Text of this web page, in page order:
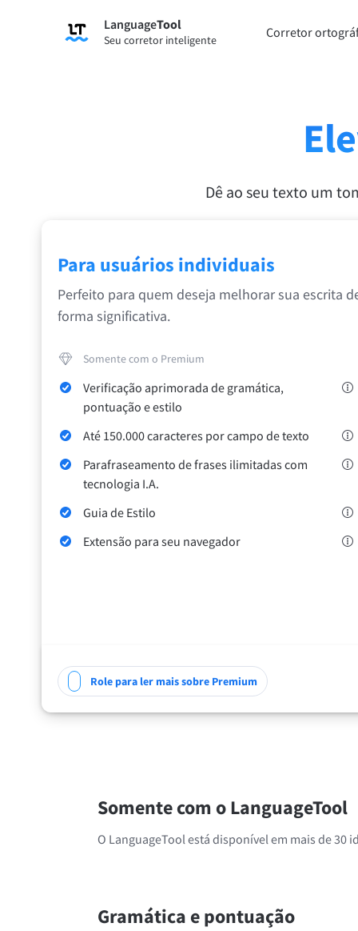
LanguageTool
Seu corretor inteligente
Corretor
Experimente o verificador gramatical
Verifica erros gramaticais e ajuda a encontrar
Extensões de navegador
Edge
Firefox
Safari
Opera
Para empresas
Registre-se
Dê ao seu texto um
Para usuários individuais
Perfeito para quem deseja melhorar sua escrita
forma significativa.
Somente com o Premium
Verificação aprimorada de gramática,
pontuação e estilo
Até 150.000 caracteres por campo de texto
Parafraseamento de frases ilimitadas com
tecnologia I.A.
Guia de Estilo
Extensão para seu navegador
Role para ler mais sobre Premium
Somente com o LanguageTool
O LanguageTool está disponível em mais de 30
Gramática e pontuação